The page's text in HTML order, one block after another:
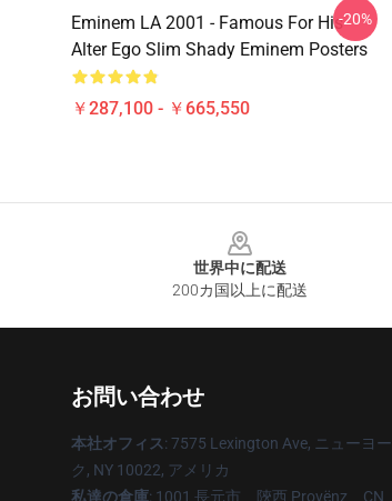
Eminem LA 2001 - Famous For His
Alter Ego Slim Shady Eminem Posters
￥287,100 - ￥665,550
-20%
世界中に配送
200カ国以上に配送
お問い合わせ
本社オフィス: 7575 Lexington Ave, ニューヨー
ク, NY 10022, アメリカ
私達の倉庫: 1001 長元市、陝西 Provënz、CN